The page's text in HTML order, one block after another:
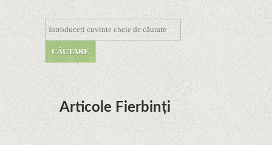
Articole Fierbinți
Dota Anime venind la Netflix în această lună de